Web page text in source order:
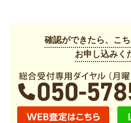
確認ができたら、こ
お申し込みく